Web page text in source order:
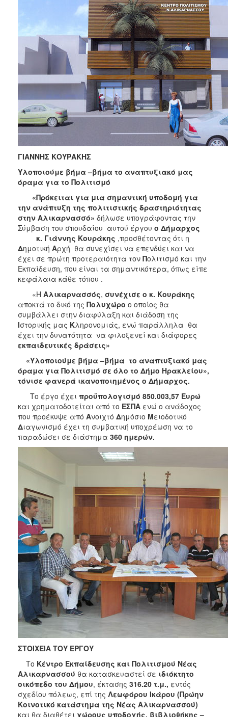
ΓΙΑΝΝΗΣ ΚΟΥΡΑΚΗΣ
Υλοποιούμε βήμα –βήμα το αναπτυξιακό μας
όραμα για το Πολιτισμό
«Πρόκειται για μια σημαντική υποδομή για
την ανάπτυξη της πολιτιστικής δραστηριότητας
στην Αλικαρνασσό» δήλωσε υπογράφοντας την
Σύμβαση του σπουδαίου αυτού έργου ο Δήμαρχος
κ. Γιάννης Κουράκης ,προσθέτοντας ότι η
Δημοτική Αρχή θα συνεχίσει να επενδύει και να
έχει σε πρώτη προτεραιότητα τον Πολιτισμό και την
Εκπαίδευση, που είναι τα σημαντικότερα, όπως είπε
κεφάλαια κάθε τόπου .
«Η Αλικαρνασσός, συνέχισε ο κ. Κουράκης
αποκτά το δικό της Πολυχώρο ο οποίος θα
συμβάλλει στην διαφύλαξη και διάδοση της
Ιστορικής μας Κληρονομιάς, ενώ παράλληλα θα
έχει την δυνατότητα να φιλοξενεί και διάφορες
εκπαιδευτικές δράσεις»
«Υλοποιούμε βήμα –βήμα το αναπτυξιακό μας
όραμα για Πολιτισμό σε όλο το Δήμο Ηρακλείου»,
τόνισε φανερά ικανοποιημένος ο Δήμαρχος.
Το έργο έχει προϋπολογισμό 850.003,57 Ευρώ
και χρηματοδοτείται από το ΕΣΠΑ ενώ ο ανάδοχος
που προέκυψε από Ανοιχτό Δημόσιο Μειοδοτικό
Διαγωνισμό έχει τη συμβατική υποχρέωση να το
παραδώσει σε διάστημα 360 ημερών.
ΣΤΟΙΧΕΙΑ ΤΟΥ ΕΡΓΟΥ
Το Κέντρο Εκπαίδευσης και Πολιτισμού Νέας
Αλικαρνασσού θα κατασκευαστεί σε ιδιόκτητο
οικόπεδο του Δήμου, έκτασης 316.20 τ.μ., εντός
σχεδίου πόλεως, επί της Λεωφόρου Ικάρου (Πρώην
Κοινοτικό κατάστημα της Νέας Αλικαρνασσού)
και θα διαθέτει χώρους υποδοχής, βιβλιοθήκης –